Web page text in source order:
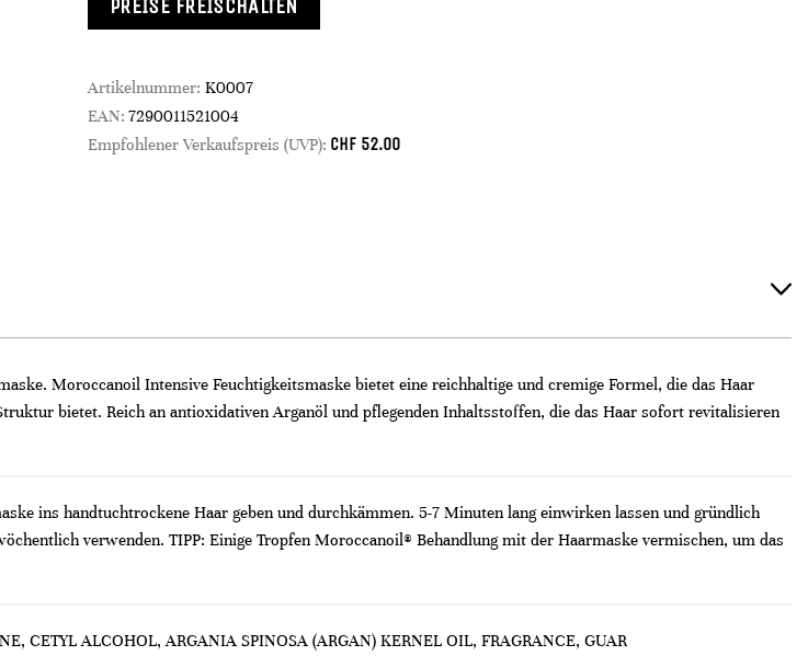
PREISE FREISCHALTEN
Artikelnummer: K0007
EAN: 7290011521004
Empfohlener Verkaufspreis (UVP): CHF 52.00
Moroccanoil Intensive Feuchtigkeitsmaske bietet eine reichhaltige und cremige Formel, die das Haar
bietet. Reich an antioxidativen Arganöl und pflegenden Inhaltsstoffen, die das Haar sofort revitalisieren
ins handtuchtrockene Haar geben und durchkämmen. 5-7 Minuten lang einwirken lassen und gründlich
verwenden. TIPP: Einige Tropfen Moroccanoil® Behandlung mit der Haarmaske vermischen, um das
CETYL ALCOHOL, ARGANIA SPINOSA (ARGAN) KERNEL OIL, FRAGRANCE, GUAR